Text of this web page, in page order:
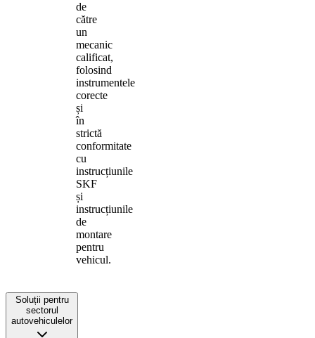
de
către
un
mecanic
calificat,
folosind
instrumentele
corecte
și
în
strictă
conformitate
cu
instrucțiunile
SKF
și
instrucțiunile
de
montare
pentru
vehicul.
Soluții pentru
sectorul
autovehiculelor